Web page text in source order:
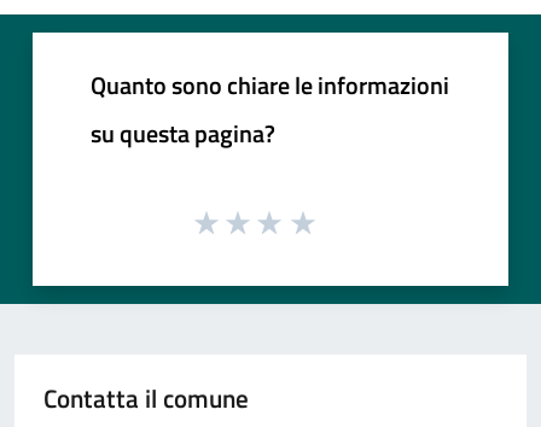
Quanto sono chiare le informazioni
su questa pagina?
Contatta il comune